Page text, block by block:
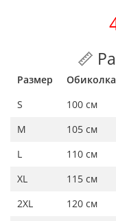
📏
Размер
S
100 см
M
105 см
L
110 см
XL
115 см
2XL
120 см